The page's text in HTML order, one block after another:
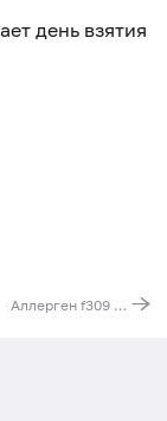
день взятия
Аллерген f309 - нут (турецкий горох), IgE